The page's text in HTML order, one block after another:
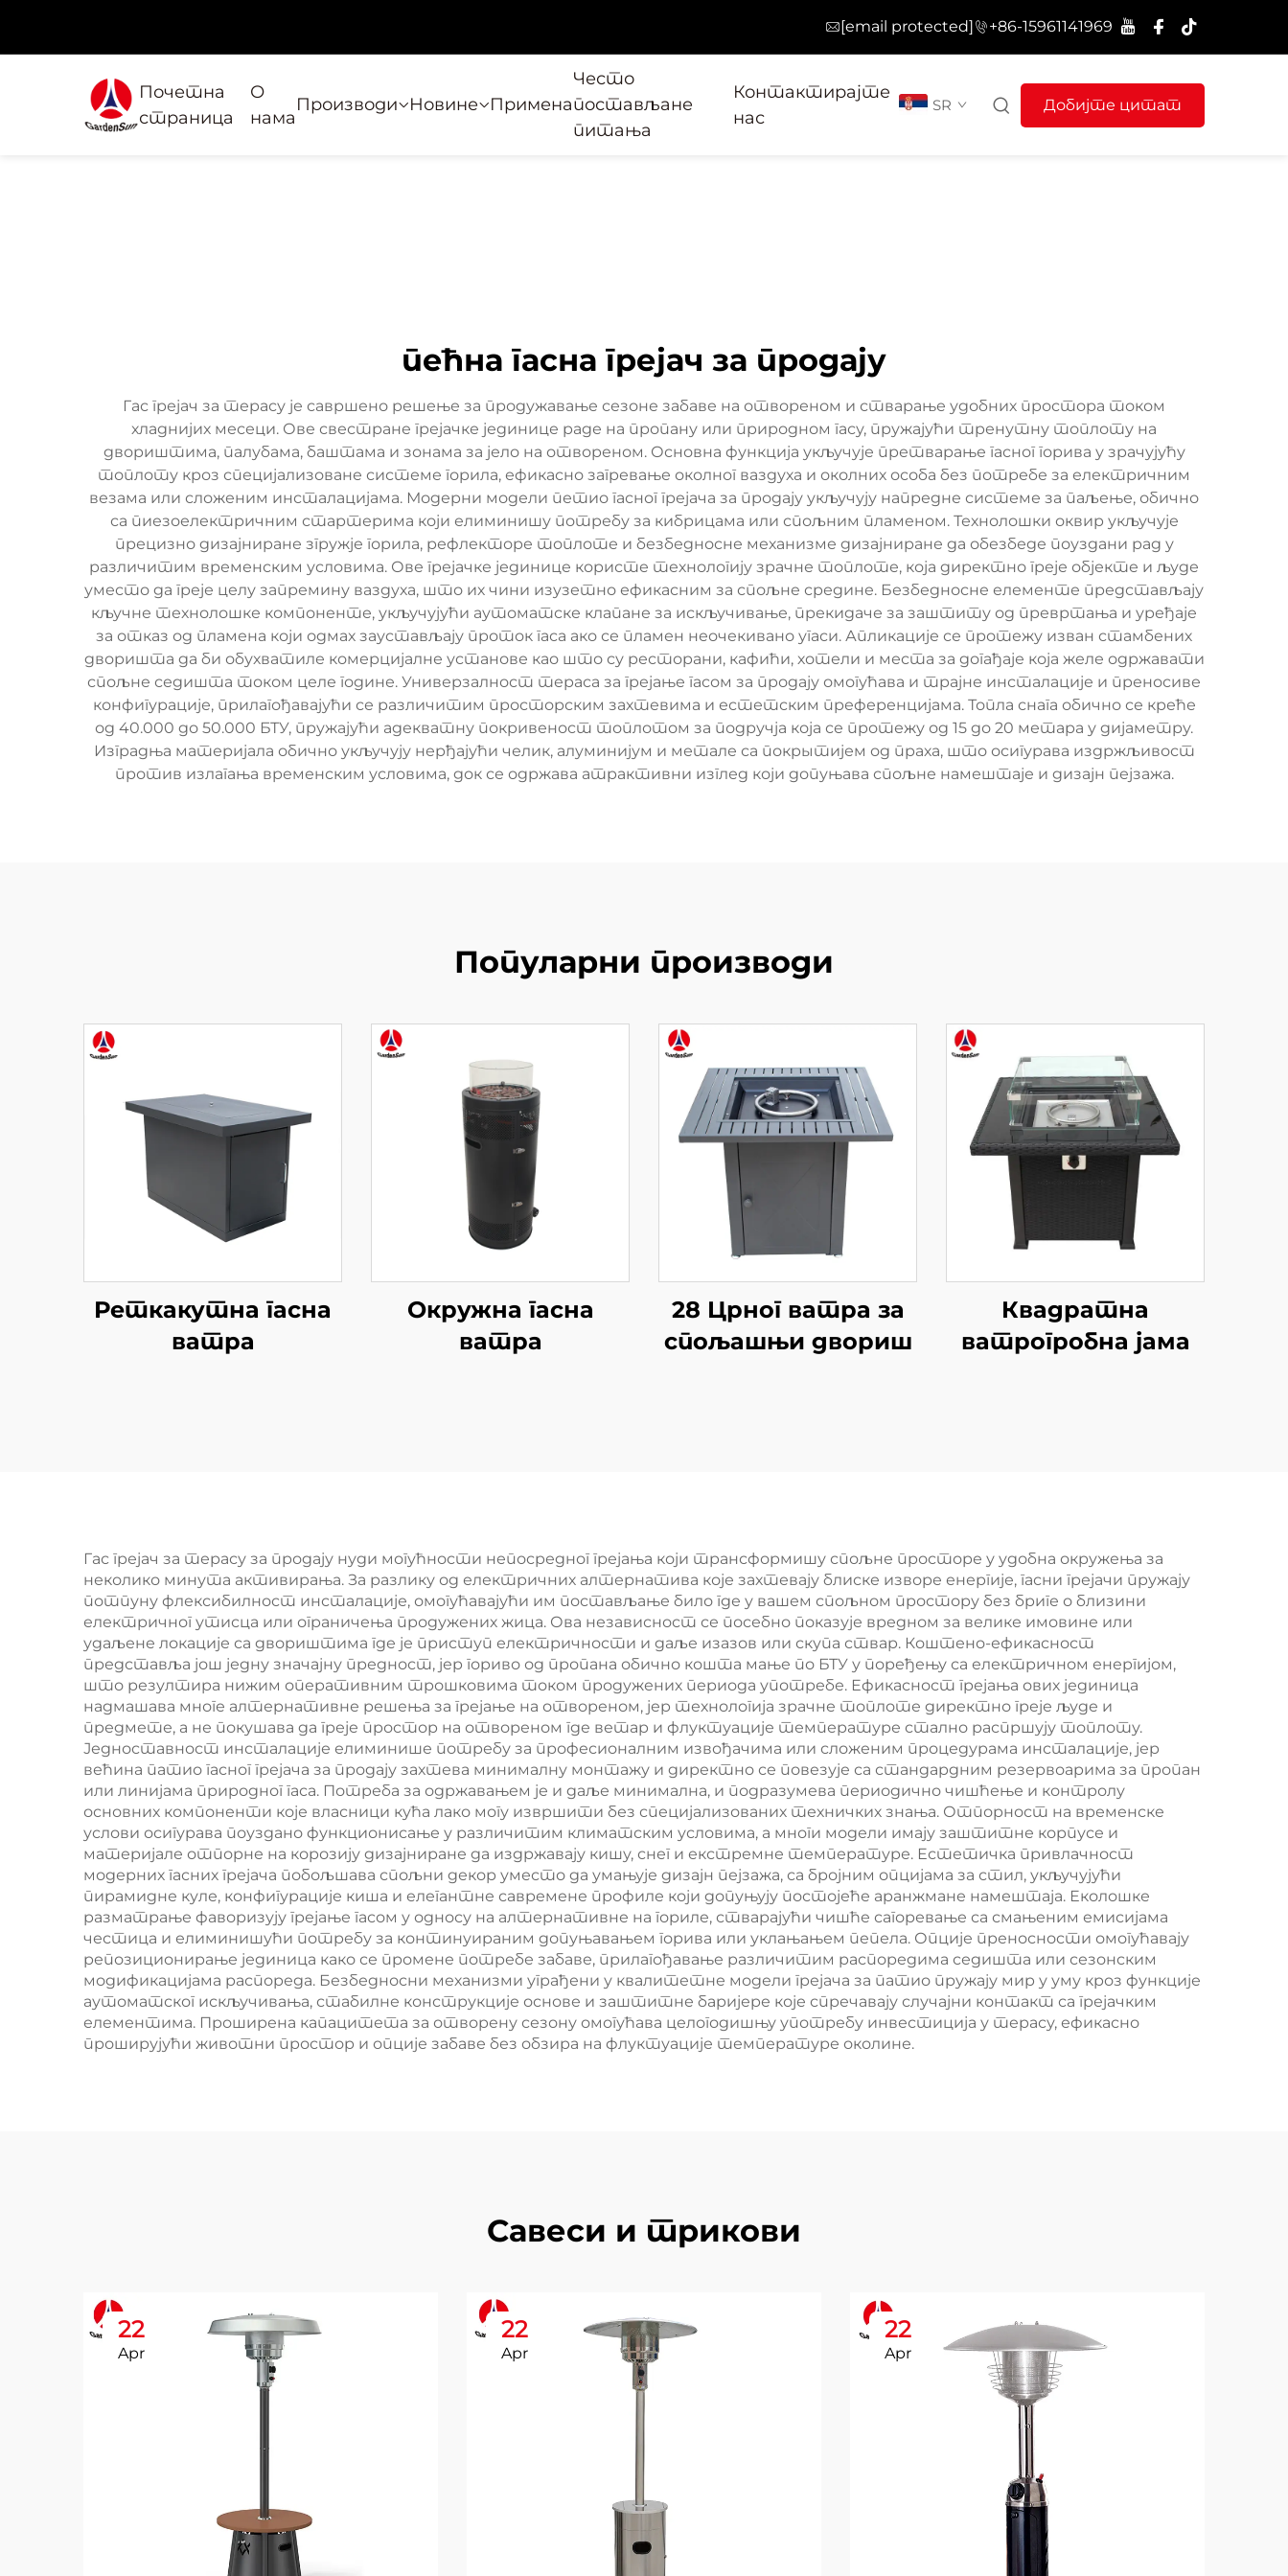
[email protected] +86-15961141969
Почетна
страница
О
нама
Производи Новине Примена
Често
постављане
питања
Контактирајте
нас
SR Добијте цитат
пећна гасна грејач за продају
Гас грејач за терасу је савршено решење за продужавање сезоне забаве на отвореном и стварање удобних простора током
хладнијих месеци. Ове свестране грејачке јединице раде на пропану или природном гасу, пружајући тренутну топлоту на
двориштима, палубама, баштама и зонама за јело на отвореном. Основна функција укључује претварање гасног горива у зрачујућу
топлоту кроз специјализоване системе горила, ефикасно загревање околног ваздуха и околних особа без потребе за електричним
везама или сложеним инсталацијама. Модерни модели петио гасног грејача за продају укључују напредне системе за паљење, обично
са пиезоелектричним стартерима који елиминишу потребу за кибрицама или спољним пламеном. Технолошки оквир укључује
прецизно дизајниране згружје горила, рефлекторе топлоте и безбедносне механизме дизајниране да обезбеде поуздани рад у
различитим временским условима. Ове грејачке јединице користе технологију зрачне топлоте, која директно греје објекте и људе
уместо да греје целу запремину ваздуха, што их чини изузетно ефикасним за спољне средине. Безбедносне елементе представљају
кључне технолошке компоненте, укључујући аутоматске клапане за искључивање, прекидаче за заштиту од превртања и уређаје
за отказ од пламена који одмах заустављају проток гаса ако се пламен неочекивано угаси. Апликације се протежу изван стамбених
дворишта да би обухватиле комерцијалне установе као што су ресторани, кафићи, хотели и места за догађаје која желе одржавати
спољне седишта током целе године. Универзалност тераса за грејање гасом за продају омогућава и трајне инсталације и преносиве
конфигурације, прилагођавајући се различитим просторским захтевима и естетским преференцијама. Топла снага обично се креће
од 40.000 до 50.000 БТУ, пружајући адекватну покривеност топлотом за подручја која се протежу од 15 до 20 метара у дијаметру.
Изградња материјала обично укључују нерђајући челик, алуминијум и метале са покрытијем од праха, што осигурава издржљивост
против излагања временским условима, док се одржава атрактивни изглед који допуњава спољне намештаје и дизајн пејзажа.
Популарни производи
Реткакутна гасна
ватра
Окружна гасна
ватра
28 Црног ватра за
спољашњи двориш
Квадратна
ватрогробна јама
Гас грејач за терасу за продају нуди могућности непосредног грејања који трансформишу спољне просторе у удобна окружења за
неколико минута активирања. За разлику од електричних алтернатива које захтевају блиске изворе енергије, гасни грејачи пружају
потпуну флексибилност инсталације, омогућавајући им постављање било где у вашем спољном простору без бриге о близини
електричног утисца или ограничења продужених жица. Ова независност се посебно показује вредном за велике имовине или
удаљене локације са двориштима где је приступ електричности и даље изазов или скупа ствар. Коштено-ефикасност
представља још једну значајну предност, јер гориво од пропана обично кошта мање по БТУ у поређењу са електричном енергијом,
што резултира нижим оперативним трошковима током продужених периода употребе. Ефикасност грејања ових јединица
надмашава многе алтернативне решења за грејање на отвореном, јер технологија зрачне топлоте директно греје људе и
предмете, а не покушава да греје простор на отвореном где ветар и флуктуације температуре стално распршују топлоту.
Једноставност инсталације елиминише потребу за професионалним извођачима или сложеним процедурама инсталације, јер
већина патио гасног грејача за продају захтева минималну монтажу и директно се повезује са стандардним резервоарима за пропан
или линијама природног гаса. Потреба за одржавањем је и даље минимална, и подразумева периодично чишћење и контролу
основних компоненти које власници кућа лако могу извршити без специјализованих техничких знања. Отпорност на временске
услови осигурава поуздано функционисање у различитим климатским условима, а многи модели имају заштитне корпусе и
материјале отпорне на корозију дизајниране да издржавају кишу, снег и екстремне температуре. Естетичка привлачност
модерних гасних грејача побољшава спољни декор уместо да умањује дизајн пејзажа, са бројним опцијама за стил, укључујући
пирамидне куле, конфигурације киша и елегантне савремене профиле који допуњују постојеће аранжмане намештаја. Еколошке
разматрање фаворизују грејање гасом у односу на алтернативне на гориле, стварајући чишће сагоревање са смањеним емисијама
честица и елиминишући потребу за континуираним допуњавањем горива или уклањањем пепела. Опције преносности омогућавају
репозиционирање јединица како се промене потребе забаве, прилагођавање различитим распоредима седишта или сезонским
модификацијама распореда. Безбедносни механизми уграђени у квалитетне модели грејача за патио пружају мир у уму кроз функције
аутоматског искључивања, стабилне конструкције основе и заштитне баријере које спречавају случајни контакт са грејачким
елементима. Проширена капацитета за отворену сезону омогућава целогодишњу употребу инвестиција у терасу, ефикасно
проширујући животни простор и опције забаве без обзира на флуктуације температуре околине.
Савеси и трикови
22
Apr
22
Apr
22
Apr